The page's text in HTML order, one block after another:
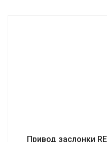
Привод заслонки